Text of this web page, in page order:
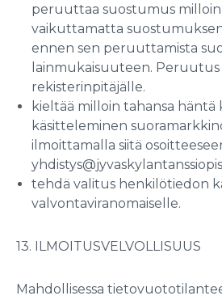
peruuttaa suostumus
vaikuttamatta
ennen sen peruuttamista
lainmukaisuuteen.
rekisterinpitäjälle.
kieltää milloin tahansa häntä
käsitteleminen
ilmoittamalla siitä
tehdä valitus henkilötiedon
valvontaviranomaiselle.
13. ILMOITUSVELVOLLISUUS
Mahdollisessa